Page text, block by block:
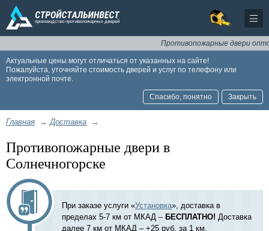
Противопожарные двери
Актуальные цены могут отличаться от указанных на сайте!
Пожалуйста, уточняйте стоимость дверей и услуг по телефону или
электронной почте.
Спасибо, понятно Закрыть
Главная →Доставка →
Противопожарные двери в
Солнечногорске
При заказе услуги «Установка», доставка в
пределах 5-7 км от МКАД – БЕСПЛАТНО! Доставка
далее 7 км от МКАД – +25 руб. за 1 км.